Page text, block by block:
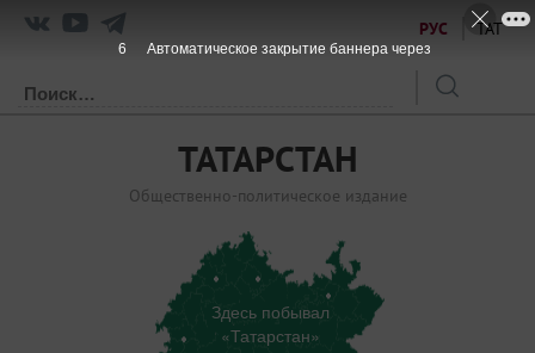
РУС ТАТ
ТАТАРСТАН
Общественно-политическое издание
Здесь побывал
«Татарстан»
5 Автоматическое закрытие баннера через